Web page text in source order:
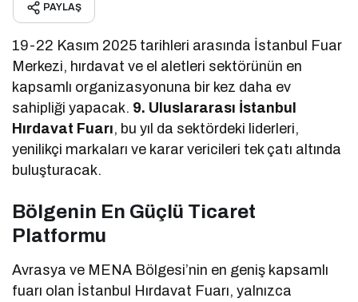
PAYLAŞ
19-22 Kasım 2025 tarihleri arasında İstanbul Fuar
Merkezi, hırdavat ve el aletleri sektörünün en
kapsamlı organizasyonuna bir kez daha ev
sahipliği yapacak. 9. Uluslararası İstanbul
Hırdavat Fuarı, bu yıl da sektördeki liderleri,
yenilikçi markaları ve karar vericileri tek çatı altında
buluşturacak.
Bölgenin En Güçlü Ticaret
Platformu
Avrasya ve MENA Bölgesi’nin en geniş kapsamlı
fuarı olan İstanbul Hırdavat Fuarı, yalnızca